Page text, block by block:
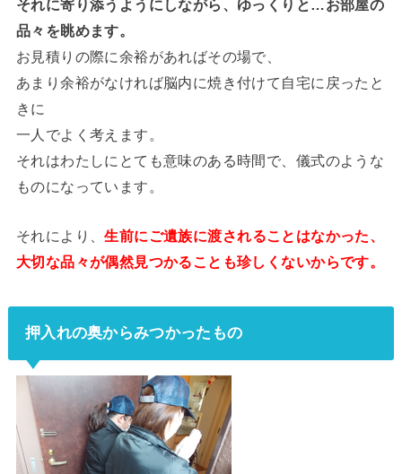
それに寄り添うようにしながら、ゆっくりと…お部屋の
品々を眺めます。
お見積りの際に余裕があればその場で、
あまり余裕がなければ脳内に焼き付けて自宅に戻ったと
きに
一人でよく考えます。
それはわたしにとても意味のある時間で、儀式のような
ものになっています。
それにより、生前にご遺族に渡されることはなかった、
大切な品々が偶然見つかることも珍しくないからです。
押入れの奥からみつかったもの